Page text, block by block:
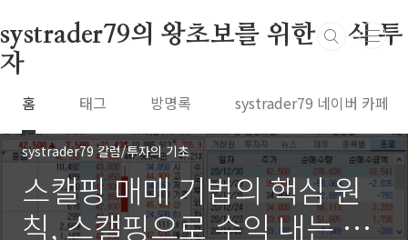
systrader79의 왕초보를 위한 주식 투
자
홈 태그 방명록 systrader79 네이버 카페
systrader79 칼럼/투자의 기초
스캘핑 매매 기법의 핵심 원
칙, 스캘핑으로 수익 내는 비